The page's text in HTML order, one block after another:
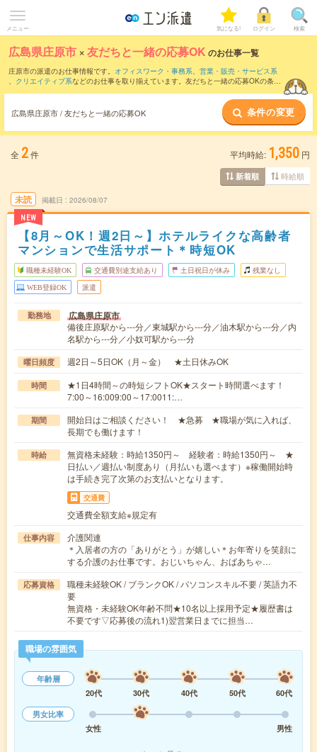
メニュー 気になる! ログイン 検索
広島県庄原市 ×友だちと一緒の応募OK のお仕事一覧
庄原市の派遣のお仕事情報です。 オフィスワーク・事務系、 営業・販売・サービス系
、 クリエイティブ系などのお仕事を取り揃えています。友だちと一緒の応募OKの条件
広島県庄原市 / 友だちと一緒の応募OK 条件の変更
全 2件 平均時給: 1,350 円
新着順 時給順
未読
NEW
掲載日 2026/08/07
【8月～OK！週2日～】ホテルライクな高齢者
マンションで生活サポート＊時短OK
職種未経験OK 交通費別途支給あり 土日祝日が休み 残業なし
WEB登録OK 派遣
勤務地 広島県庄原市
備後庄原駅から---分／東城駅から---分／油木駅から---分／内
名駅から---分／小奴可駅から---分
曜日頻度 週2日～5日OK（月～金） ★土日休みOK
時間
★1日4時間～の時短シフトOK★スタート時間選べます！
7:00～16:009:00～17:0011:…
期間
開始日はご相談ください！ ★急募 ★職場が気に入れば、
長期でも働けます！
時給
無資格未経験：時給1350円～ 経験者：時給1350円～ ★
日払い／週払い制度あり（月払いも選べます）※稼働開始時
は手続き完了次第のお支払いとなります。
交通費
交通費全額支給※規定有
仕事内容
介護関連
＊入居者の方の「ありがとう」が嬉しい＊お年寄りを笑顔に
する介護のお仕事です。おじいちゃん、おばあちゃ…
応募資格
職種未経験OK / ブランクOK / パソコンスキル不要 / 英語力不
要
無資格・未経験OK年齢不問★10名以上採用予定★履歴書は
不要です▽応募後の流れ1)翌営業日までに担当…
職場の雰囲気
年齢層
20代
30代 40代 50代
60代
男女比率
女性
男性